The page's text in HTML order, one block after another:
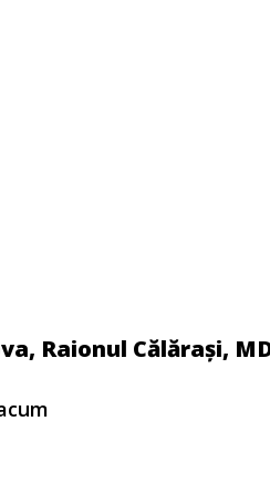
Raionul Călărași,